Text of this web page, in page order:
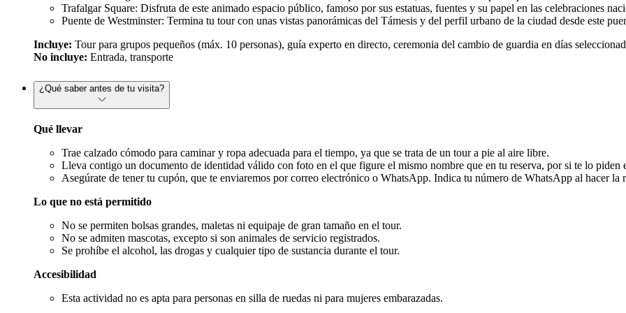
Trafalgar Square: Disfruta de este animado espacio público, famoso por sus estatuas, fuentes y su papel en las celebraciones
Puente de Westminster: Termina tu tour con unas vistas panorámicas del Támesis y del perfil urbano de la ciudad desde este
Incluye: Tour para grupos pequeños (máx. 10 personas), guía experto en directo, ceremonia del cambio de guardia en días
No incluye: Entrada, transporte
¿Qué saber antes de tu visita?
Qué llevar
Trae calzado cómodo para caminar y ropa adecuada para el tiempo, ya que se trata de un tour a pie al aire libre.
Lleva contigo un documento de identidad válido con foto en el que figure el mismo nombre que en tu reserva, por si te lo piden
Asegúrate de tener tu cupón, que te enviaremos por correo electrónico o WhatsApp. Indica tu número de WhatsApp al hacer la
Lo que no está permitido
No se permiten bolsas grandes, maletas ni equipaje de gran tamaño en el tour.
No se admiten mascotas, excepto si son animales de servicio registrados.
Se prohíbe el alcohol, las drogas y cualquier tipo de sustancia durante el tour.
Accesibilidad
Esta actividad no es apta para personas en silla de ruedas ni para mujeres embarazadas.